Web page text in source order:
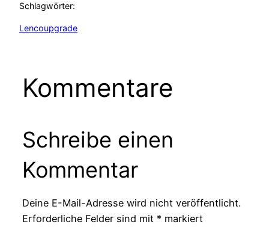
Schlagwörter:
Lencoupgrade
Kommentare
Schreibe einen
Kommentar
Deine E-Mail-Adresse wird nicht veröffentlicht.
Erforderliche Felder sind mit * markiert